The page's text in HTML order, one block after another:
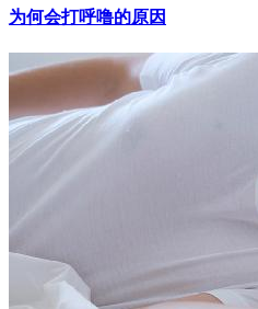
为何会打呼噜的原因